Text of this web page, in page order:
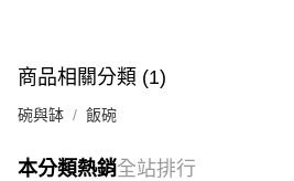
商品相關分類 (1)
碗與缽 飯碗
本分類熱銷全站排行